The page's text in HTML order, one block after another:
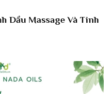
Dầu Massage Và Tinh